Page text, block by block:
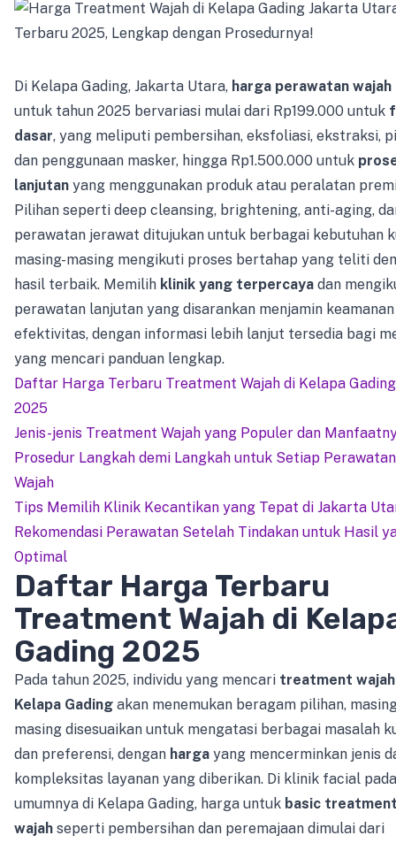
Di Kelapa Gading, Jakarta Utara, harga perawatan wajah
untuk tahun 2025 bervariasi mulai dari Rp199.000 untuk
dasar, yang meliputi pembersihan, eksfoliasi, ekstraksi,
dan penggunaan masker, hingga Rp1.500.000 untuk
lanjutan yang menggunakan produk atau peralatan
Pilihan seperti deep cleansing, brightening, anti-aging,
perawatan jerawat ditujukan untuk berbagai kebutuhan
masing-masing mengikuti proses bertahap yang teliti
hasil terbaik. Memilih klinik yang terpercaya dan
perawatan lanjutan yang disarankan menjamin
efektivitas, dengan informasi lebih lanjut tersedia bagi
yang mencari panduan lengkap.
Daftar Harga Terbaru Treatment Wajah di Kelapa Gading
2025
Jenis-jenis Treatment Wajah yang Populer dan
Prosedur Langkah demi Langkah untuk Setiap Perawatan
Wajah
Tips Memilih Klinik Kecantikan yang Tepat di Jakarta
Rekomendasi Perawatan Setelah Tindakan untuk Hasil
Optimal
Daftar Harga Terbaru
Treatment Wajah di
Gading 2025
Pada tahun 2025, individu yang mencari treatment wajah
Kelapa Gading akan menemukan beragam pilihan,
masing disesuaikan untuk mengatasi berbagai masalah
dan preferensi, dengan harga yang mencerminkan jenis
kompleksitas layanan yang diberikan. Di klinik facial pada
umumnya di Kelapa Gading, harga untuk basic
wajah seperti pembersihan dan peremajaan dimulai dari